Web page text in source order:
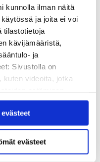
kunnolla ilman näitä
ja joita ei voi
tilastotietoja
kävijämääristä,
ja
Sivustolla on
kuten videoita, jotka
että kaikki
evästeet
puh.